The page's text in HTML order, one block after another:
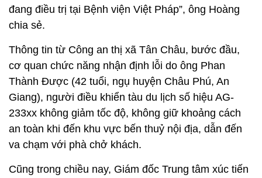
đang điều trị tại Bệnh viện Việt Pháp”, ông Hoàng
chia sẻ.
Thông tin từ Công an thị xã Tân Châu, bước đầu,
cơ quan chức năng nhận định lỗi do ông Phan
Thành Được (42 tuổi, ngụ huyện Châu Phú, An
Giang), người điều khiển tàu du lịch số hiệu AG-
233xx không giảm tốc độ, không giữ khoảng cách
an toàn khi đến khu vực bến thuỷ nội địa, dẫn đến
va chạm với phà chở khách.
Cũng trong chiều nay, Giám đốc Trung tâm xúc tiến